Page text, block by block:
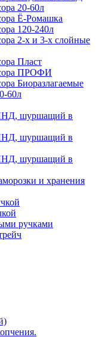
20-60л
Ё-Ромашка
120-240л
2-х и 3-х слойные
Пласт
ПРОФИ
Биоразлагаемые
60л
шуршащий в
шуршащий в
шуршащий в
и хранения
ручками